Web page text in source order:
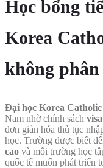
Học bổng
Korea
không
Đại học Korea Catholic
Nam nhờ chính sách
đơn giản hóa thủ tục
học. Trường được biết
cao và môi trường học
quốc tế muốn phát triển